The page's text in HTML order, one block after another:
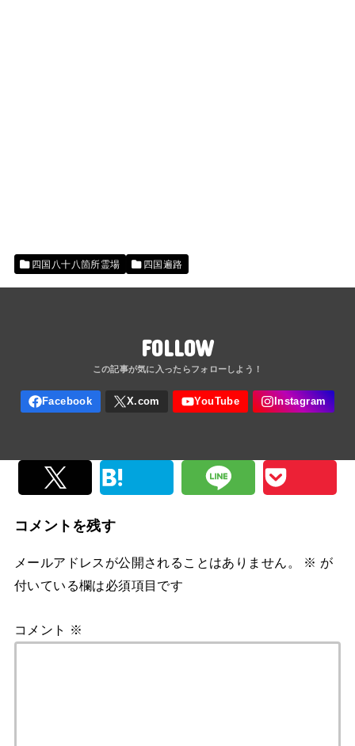
四国八十八箇所霊場 四国遍路
FOLLOW
コメントを残す
メールアドレスが公開されることはありません。 ※ が
付いている欄は必須項目です
コメント ※